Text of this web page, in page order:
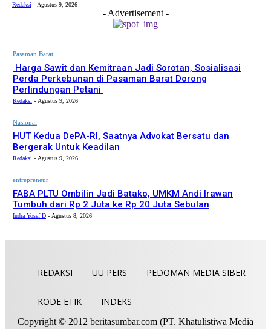
Redaksi - Agustus 9, 2026
- Advertisement -
Pasaman Barat
Harga Sawit dan Kemitraan Jadi Sorotan, Sosialisasi
Perda Perkebunan di Pasaman Barat Dorong
Perlindungan Petani
Redaksi - Agustus 9, 2026
Nasional
HUT Kedua DePA-RI, Saatnya Advokat Bersatu dan
Bergerak Untuk Keadilan
Redaksi - Agustus 9, 2026
entrepreneur
FABA PLTU Ombilin Jadi Batako, UMKM Andi Irawan
Tumbuh dari Rp 2 Juta ke Rp 20 Juta Sebulan
Indra Yosef D - Agustus 8, 2026
REDAKSI UU PERS PEDOMAN MEDIA SIBER
KODE ETIK INDEKS
Copyright © 2012 beritasumbar.com (PT. Khatulistiwa Media